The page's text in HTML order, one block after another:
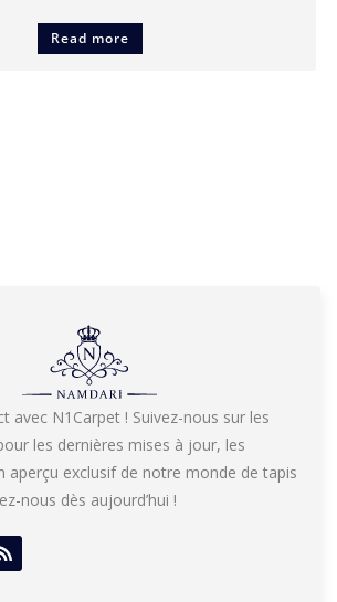
Read more
avec N1Carpet ! Suivez-nous sur les
les dernières mises à jour, les
aperçu exclusif de notre monde de tapis
nous dès aujourd’hui !